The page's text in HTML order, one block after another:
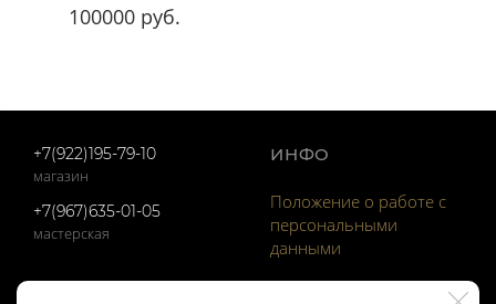
100000 руб.
+7(922)195-79-10
магазин
+7(967)635-01-05
мастерская
ИНФО
Положение о работе с
персональными
данными